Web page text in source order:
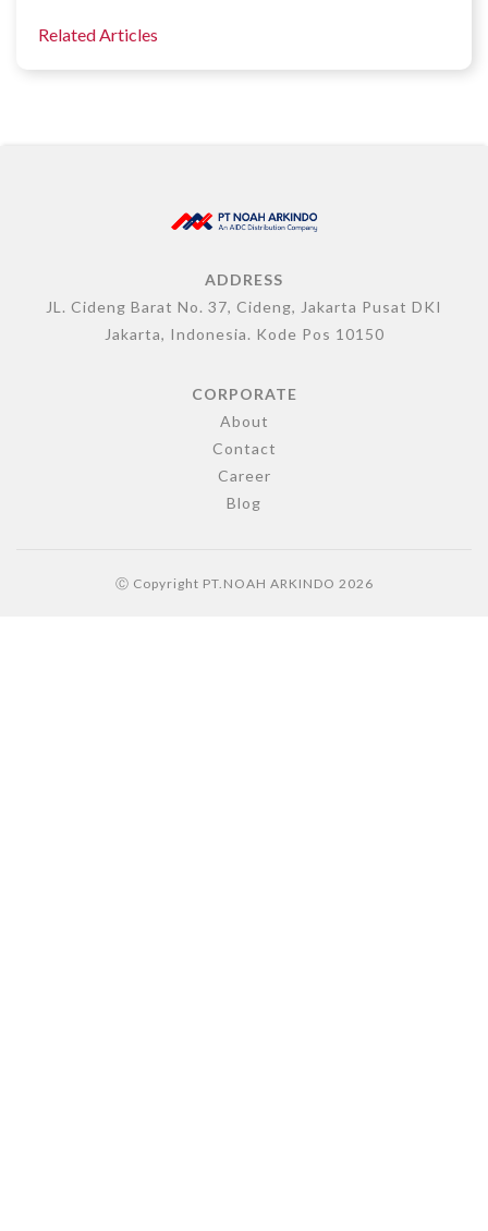
Related Articles
ADDRESS
JL. Cideng Barat No. 37, Cideng, Jakarta Pusat DKI
Jakarta, Indonesia. Kode Pos 10150
CORPORATE
About
Contact
Career
Blog
Ⓒ Copyright PT.NOAH ARKINDO 2026